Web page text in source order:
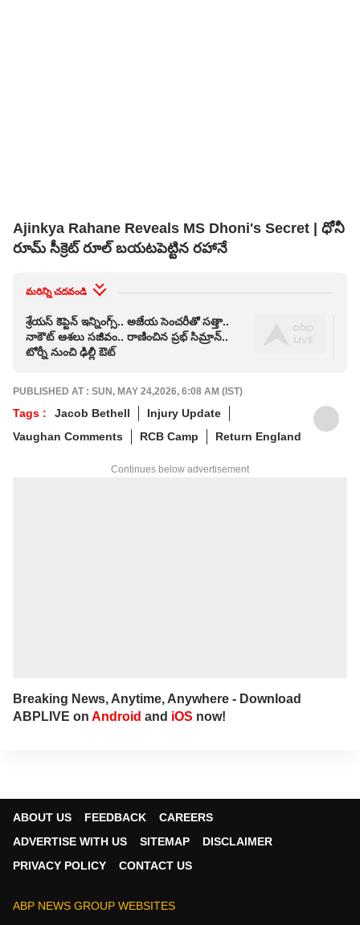
Ajinkya Rahane Reveals MS Dhoni's Secret | ధోనీ
రూమ్ సీక్రెట్ రూల్ బయటపెట్టిన రహానే
మరిన్ని చదవండి
శ్రేయ‌స్ కెప్టెన్ ఇన్నింగ్స్.. అజేయ సెంచ‌రీతో స‌త్తా..
నాకౌట్ ఆశ‌లు స‌జీవం.. రాణించిన ప్ర‌భ్ సిమ్రాన్..
టోర్నీ నుంచి ఢిల్లీ ఔట్
PUBLISHED AT : SUN, MAY 24,2026, 6:08 AM (IST)
Tags : Jacob Bethell
Injury Update
Vaughan Comments
RCB Camp Return England
Continues below advertisement
Breaking News, Anytime, Anywhere - Download
ABPLIVE on Android and iOS now!
ABOUT US FEEDBACK
CAREERS
ADVERTISE WITH US
SITEMAP
DISCLAIMER
PRIVACY POLICY
CONTACT US
ABP NEWS GROUP WEBSITES